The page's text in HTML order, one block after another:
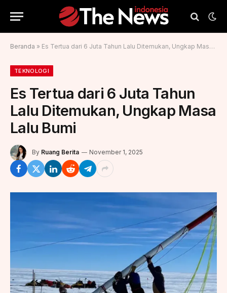
Beranda » Es Tertua dari 6 Juta Tahun Lalu Ditemukan, Ungkap Masa Lalu Bumi
TEKNOLOGI
Es Tertua dari 6 Juta Tahun
Lalu Ditemukan, Ungkap Masa
Lalu Bumi
By Ruang Berita November 1, 2025